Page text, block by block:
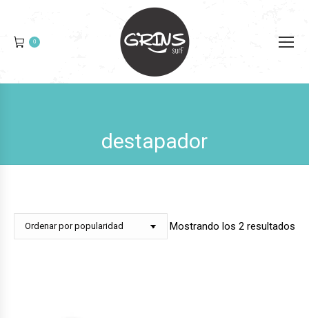
0
destapador
Mostrando los 2 resultados